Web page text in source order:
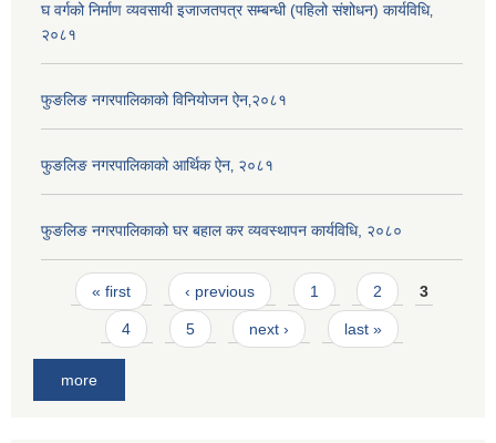
घ वर्गको निर्माण व्यवसायी इजाजतपत्र सम्बन्धी (पहिलो संशोधन) कार्यविधि‚
२०८१
फुङलिङ नगरपालिकाको विनियोजन ऐन‚२०८१
फुङलिङ नगरपालिकाको आर्थिक ऐन‚ २०८१
फुङलिङ नगरपालिकाको घर बहाल कर व्यवस्थापन कार्यविधि, २०८०
Pages
« first ‹ previous 1 2 3
4 5 next › last »
more